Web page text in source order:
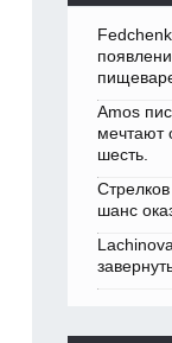
Amos
мечтают
шесть.
шанс